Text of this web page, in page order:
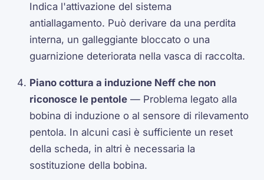
Indica l'attivazione del sistema
antiallagamento. Può derivare da una perdita
interna, un galleggiante bloccato o una
guarnizione deteriorata nella vasca di raccolta.
Piano cottura a induzione Neff che non
riconosce le pentole — Problema legato alla
bobina di induzione o al sensore di rilevamento
pentola. In alcuni casi è sufficiente un reset
della scheda, in altri è necessaria la
sostituzione della bobina.